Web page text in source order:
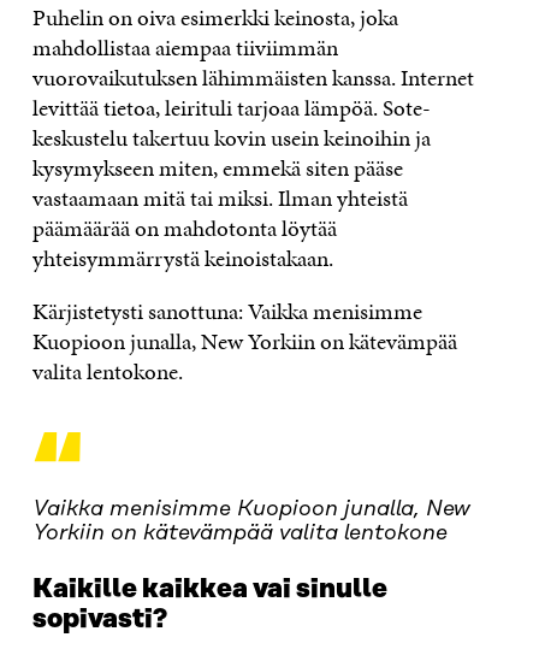
Puhelin on oiva esimerkki keinosta, joka
mahdollistaa aiempaa tiiviimmän
vuorovaikutuksen lähimmäisten kanssa. Internet
levittää tietoa, leirituli tarjoaa lämpöä. Sote-
keskustelu takertuu kovin usein keinoihin ja
kysymykseen miten, emmekä siten pääse
vastaamaan mitä tai miksi. Ilman yhteistä
päämäärää on mahdotonta löytää
yhteisymmärrystä keinoistakaan.
Kärjistetysti sanottuna: Vaikka menisimme
Kuopioon junalla, New Yorkiin on kätevämpää
valita lentokone.
“
Vaikka menisimme Kuopioon junalla, New
Yorkiin on kätevämpää valita lentokone
Kaikille kaikkea vai sinulle
sopivasti?